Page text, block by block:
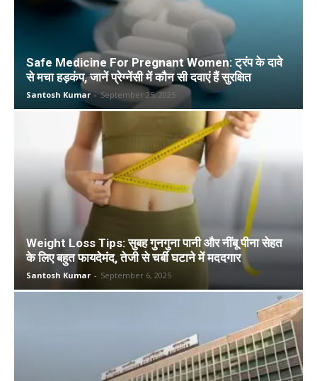
Safe Medicine For Pregnant Women: ट्रंप के दावे
से मचा हड़कंप, जानें प्रेग्नेंसी में कौन सी दवाएं हैं सुरक्षित
Santosh Kumar - September 25, 2025
Weight Loss Tips: सुबह गुनगुना पानी और नींबू पीना सेहत
के लिए बहुत फायदेमंद, तेजी से चर्बी घटाने में मददगार
Santosh Kumar - September 6, 2025